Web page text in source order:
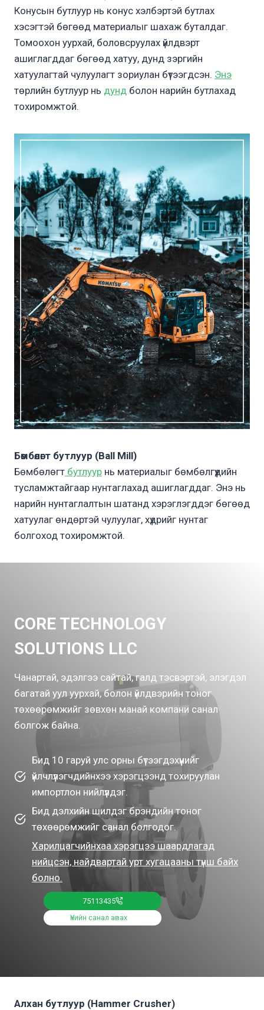
Конусын бутлуур нь конус хэлбэртэй бутлах
хэсэгтэй бөгөөд материалыг шахаж буталдаг.
Томоохон уурхай, боловсруулах үйлдвэрт
ашиглагддаг бөгөөд хатуу, дунд зэргийн
хатуулагтай чулуулагт зориулан бүтээгдсэн. Энэ
төрлийн бутлуур нь дунд болон нарийн бутлахад
тохиромжтой.
Бөмбөлөгт бутлуур (Ball Mill)
Бөмбөлөгт бутлуур нь материалыг бөмбөлгүүдийн
тусламжтайгаар нунтаглахад ашиглагддаг. Энэ нь
нарийн нунтаглалтын шатанд хэрэглэгддэг бөгөөд
хатуулаг өндөртэй чулуулаг, хүдрийг нунтаг
болгоход тохиромжтой.
CORE TECHNOLOGY
SOLUTIONS LLC
Чанартай, эдэлгээ сайтай, галд тэсвэртэй, элэгдэл
багатай уул уурхай, болон үйлдвэрийн тоног
төхөөрөмжийг зөвхөн манай компани санал
болгож байна.
Бид 10 гаруй улс орны бүтээгдэхүүнийг
үйлчлүүлэгчдийнхээ хэрэгцээнд тохируулан
импортлон нийлүүлдэг.
Бид дэлхийн шилдэг брэндийн тоног
төхөөрөмжийг санал болгодог.
Харилцагчийнхаа хэрэгцээ шаардлагад
нийцсэн, найдвартай урт хугацааны түнш байх
болно.
75113435
Үнийн санал авах
Алхан бутлуур (Hammer Crusher)